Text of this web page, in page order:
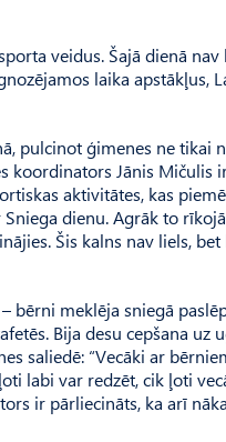
veidus. Šajā dienā
laika apstākļus,
pulcinot ģimenes ne tikai
koordinators Jānis Mičulis
aktivitātes, kas
dienu. Agrāk to
Šis kalns nav liels,
bērni meklēja sniegā
Bija desu cepšana uz
saliedē: “Vecāki ar
labi var redzēt, cik ļoti
ir pārliecināts, ka arī